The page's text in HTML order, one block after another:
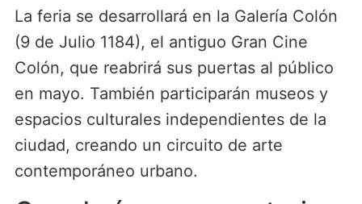
La feria se desarrollará en la Galería Colón
(9 de Julio 1184), el antiguo Gran Cine
Colón, que reabrirá sus puertas al público
en mayo. También participarán museos y
espacios culturales independientes de la
ciudad, creando un circuito de arte
contemporáneo urbano.